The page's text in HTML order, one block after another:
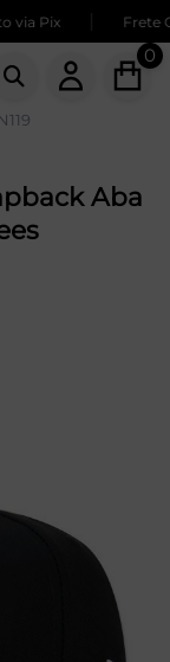
Pix Frete
0
Aba